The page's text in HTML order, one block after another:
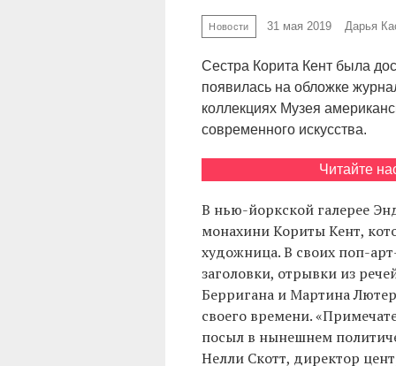
Новости 31 мая 2019 Дарья
Сестра Корита Кент была
появилась на обложке
коллекциях Музея
современного искусства.
Читайте
В нью-йоркской галерее
монахини Кориты Кент,
художница. В своих поп-
заголовки, отрывки из
Берригана и Мартина
своего времени.
посыл в нынешнем
Нелли Скотт, директор